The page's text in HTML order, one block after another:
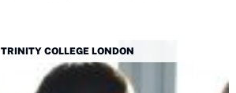
TRINITY COLLEGE LONDON